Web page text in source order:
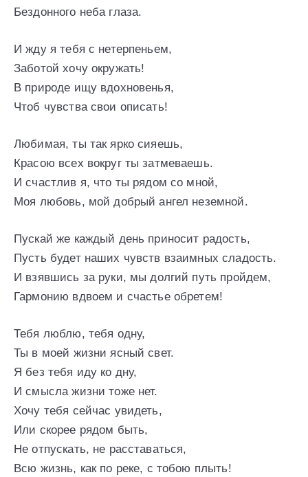
Бездонного неба глаза.
И жду я тебя с нетерпеньем,
Заботой хочу окружать!
В природе ищу вдохновенья,
Чтоб чувства свои описать!
Любимая, ты так ярко сияешь,
Красою всех вокруг ты затмеваешь.
И счастлив я, что ты рядом со мной,
Моя любовь, мой добрый ангел неземной.
Пускай же каждый день приносит радость,
Пусть будет наших чувств взаимных сладость.
И взявшись за руки, мы долгий путь пройдем,
Гармонию вдвоем и счастье обретем!
Тебя люблю, тебя одну,
Ты в моей жизни ясный свет.
Я без тебя иду ко дну,
И смысла жизни тоже нет.
Хочу тебя сейчас увидеть,
Или скорее рядом быть,
Не отпускать, не расставаться,
Всю жизнь, как по реке, с тобою плыть!